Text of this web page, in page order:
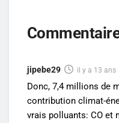
jipebe29 il y a 13 ans
Donc, 7,4 millions de
contribution climat-
vrais polluants: CO et